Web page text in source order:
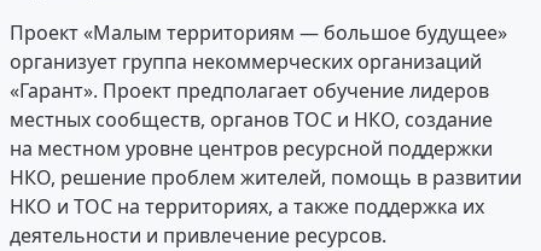
Проект «Малым территориям — большое будущее»
организует группа некоммерческих организаций
«Гарант». Проект предполагает обучение лидеров
местных сообществ, органов ТОС и НКО, создание
на местном уровне центров ресурсной поддержки
НКО, решение проблем жителей, помощь в развитии
НКО и ТОС на территориях, а также поддержка их
деятельности и привлечение ресурсов.